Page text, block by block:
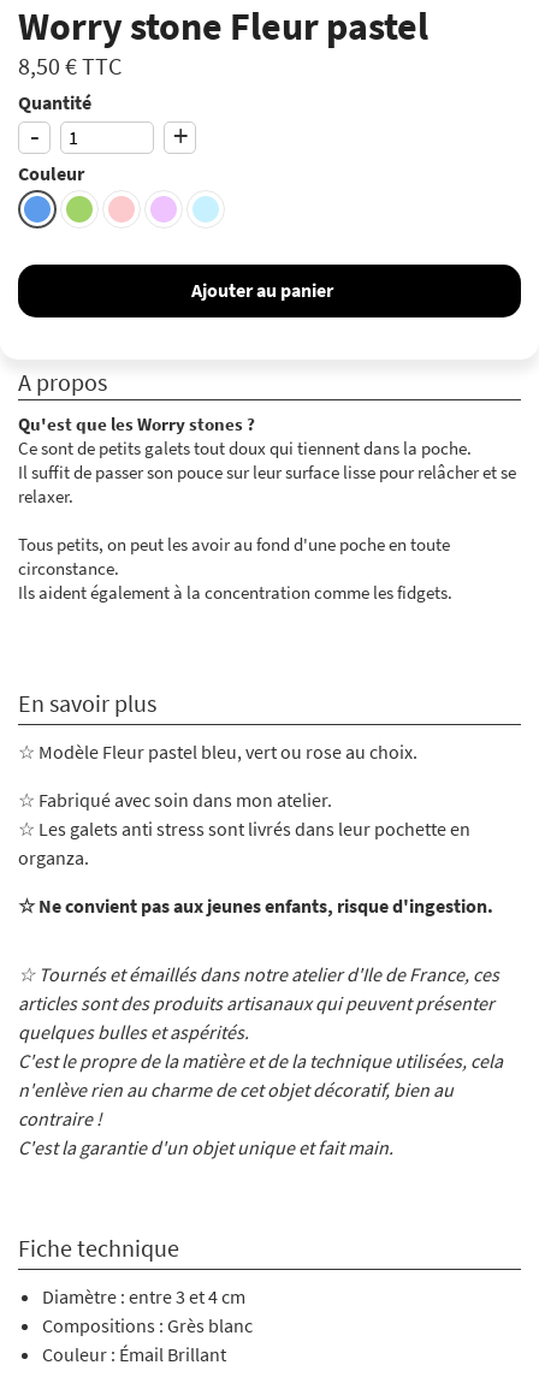
Worry stone Fleur pastel
8,50 €TTC
Quantité
- +
Couleur
Ajouter au panier
A propos
Qu'est que les Worry stones ?
Ce sont de petits galets tout doux qui tiennent dans la poche.
Il suffit de passer son pouce sur leur surface lisse pour relâcher et se
relaxer.
Tous petits, on peut les avoir au fond d'une poche en toute
circonstance.
Ils aident également à la concentration comme les fidgets.
En savoir plus
☆ Modèle Fleur pastel bleu, vert ou rose au choix.
☆ Fabriqué avec soin dans mon atelier.
☆ Les galets anti stress sont livrés dans leur pochette en
organza.
☆ Ne convient pas aux jeunes enfants, risque d'ingestion.
☆ Tournés et émaillés dans notre atelier d'Ile de France, ces
articles sont des produits artisanaux qui peuvent présenter
quelques bulles et aspérités.
C'est le propre de la matière et de la technique utilisées, cela
n'enlève rien au charme de cet objet décoratif, bien au
contraire !
C'est la garantie d'un objet unique et fait main.
Fiche technique
Diamètre : entre 3 et 4 cm
Compositions : Grès blanc
Couleur : Émail Brillant